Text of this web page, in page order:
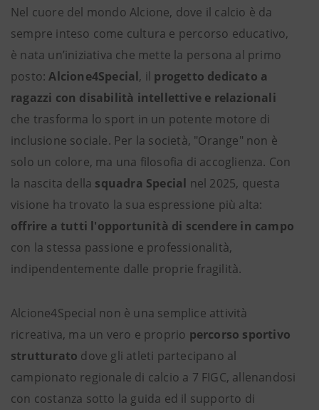
Nel cuore del mondo Alcione, dove il calcio è da
sempre inteso come cultura e percorso educativo,
è nata un’iniziativa che mette la persona al primo
posto:Alcione4Special, il progetto dedicato a
ragazzi con disabilità intellettive e relazionali
che trasforma lo sport in un potente motore di
inclusione sociale. Per la società, "Orange" non è
solo un colore, ma una filosofia di accoglienza. Con
la nascita della squadra Special nel 2025, questa
visione ha trovato la sua espressione più alta:
offrire a tutti l'opportunità di scendere in campo
con la stessa passione e professionalità,
indipendentemente dalle proprie fragilità.
Alcione4Special non è una semplice attività
ricreativa, ma un vero e proprio percorso sportivo
strutturato dove gli atleti partecipano al
campionato regionale di calcio a 7 FIGC, allenandosi
con costanza sotto la guida ed il supporto di